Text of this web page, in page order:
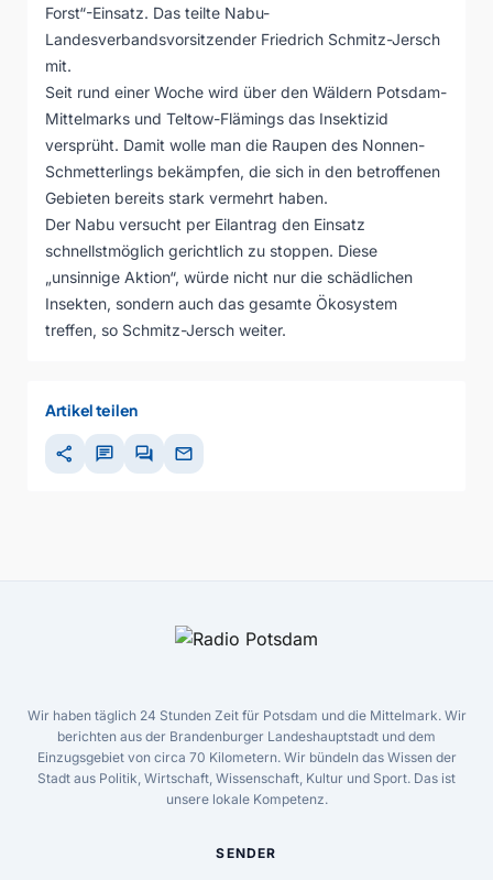
Forst“-Einsatz. Das teilte Nabu-
Landesverbandsvorsitzender Friedrich Schmitz-Jersch
mit.
Seit rund einer Woche wird über den Wäldern Potsdam-
Mittelmarks und Teltow-Flämings das Insektizid
versprüht. Damit wolle man die Raupen des Nonnen-
Schmetterlings bekämpfen, die sich in den betroffenen
Gebieten bereits stark vermehrt haben.
Der Nabu versucht per Eilantrag den Einsatz
schnellstmöglich gerichtlich zu stoppen. Diese
„unsinnige Aktion“, würde nicht nur die schädlichen
Insekten, sondern auch das gesamte Ökosystem
treffen, so Schmitz-Jersch weiter.
Artikel teilen
share chat forum mail
Wir haben täglich 24 Stunden Zeit für Potsdam und die Mittelmark. Wir
berichten aus der Brandenburger Landeshauptstadt und dem
Einzugsgebiet von circa 70 Kilometern. Wir bündeln das Wissen der
Stadt aus Politik, Wirtschaft, Wissenschaft, Kultur und Sport. Das ist
unsere lokale Kompetenz.
SENDER